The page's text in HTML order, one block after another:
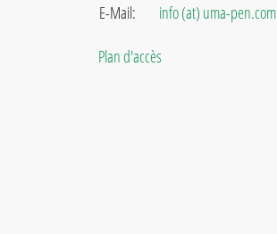
E-Mail:
info (at) uma-pen.com
Plan d'accès